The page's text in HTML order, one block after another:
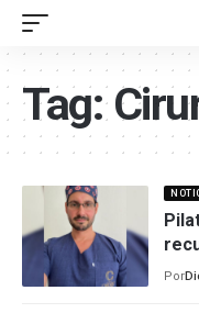
Tag:
Por